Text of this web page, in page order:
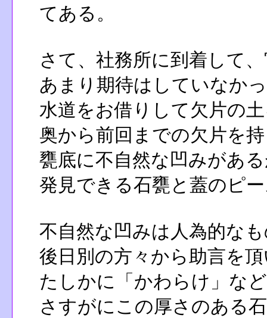
てある。
さて、社務所に到着して
あまり期待はしていなか
水道をお借りして欠片の
奥から前回までの欠片を
甕底に不自然な凹みがあ
発見できる石甕と蓋のピ
不自然な凹みは人為的な
後日別の方々から助言を
たしかに「かわらけ」な
さすがにこの厚さのある